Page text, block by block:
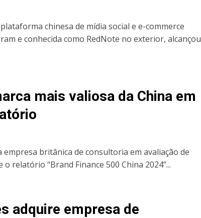
chinesa de mídia social e e-commerce
e conhecida como RedNote no exterior, alcançou
mais valiosa da China em
empresa britânica de consultoria em avaliação de
relatório “Brand Finance 500 China 2024”...
adquire empresa de